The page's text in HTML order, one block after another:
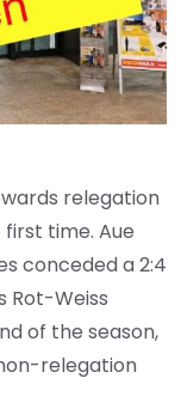
relegation
time. Aue
conceded a 2:4
Rot-Weiss
of the season,
relegation